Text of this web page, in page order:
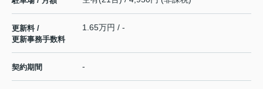
更新料 /
更新事務手数料
1.65万円 / -
契約期間 -